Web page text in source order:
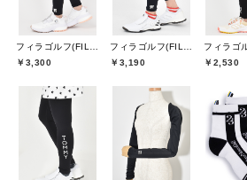
￥3,300
￥3,190
￥2,530